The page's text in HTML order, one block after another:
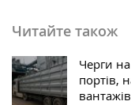
Читайте також
Черги
портів,